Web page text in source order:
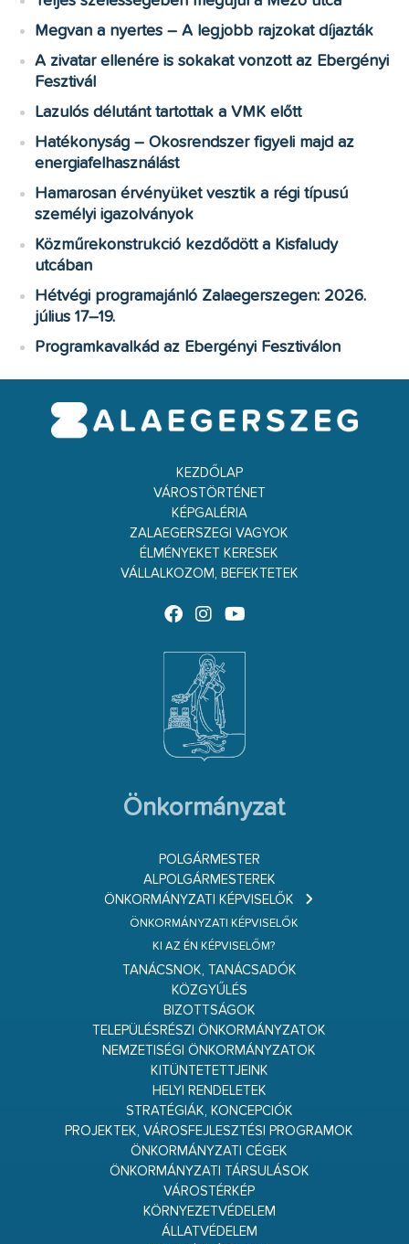
Megvan a nyertes – A legjobb rajzokat díjazták
A zivatar ellenére is sokakat vonzott az Ebergényi
Fesztivál
Lazulós délutánt tartottak a VMK előtt
Hatékonyság – Okosrendszer figyeli majd az
energiafelhasználást
Hamarosan érvényüket vesztik a régi típusú
személyi igazolványok
Közműrekonstrukció kezdődött a Kisfaludy
utcában
Hétvégi programajánló Zalaegerszegen: 2026.
július 17–19.
Programkavalkád az Ebergényi Fesztiválon
KEZDŐLAP
VÁROSTÖRTÉNET
KÉPGALÉRIA
ZALAEGERSZEGI VAGYOK
ÉLMÉNYEKET KERESEK
VÁLLALKOZOM, BEFEKTETEK
Önkormányzat
POLGÁRMESTER
ALPOLGÁRMESTEREK
ÖNKORMÁNYZATI KÉPVISELŐK
ÖNKORMÁNYZATI KÉPVISELŐK
KI AZ ÉN KÉPVISELŐM?
TANÁCSNOK, TANÁCSADÓK
KÖZGYŰLÉS
BIZOTTSÁGOK
TELEPÜLÉSRÉSZI ÖNKORMÁNYZATOK
NEMZETISÉGI ÖNKORMÁNYZATOK
KITÜNTETETTJEINK
HELYI RENDELETEK
STRATÉGIÁK, KONCEPCIÓK
PROJEKTEK, VÁROSFEJLESZTÉSI PROGRAMOK
ÖNKORMÁNYZATI CÉGEK
ÖNKORMÁNYZATI TÁRSULÁSOK
VÁROSTÉRKÉP
KÖRNYEZETVÉDELEM
ÁLLATVÉDELEM